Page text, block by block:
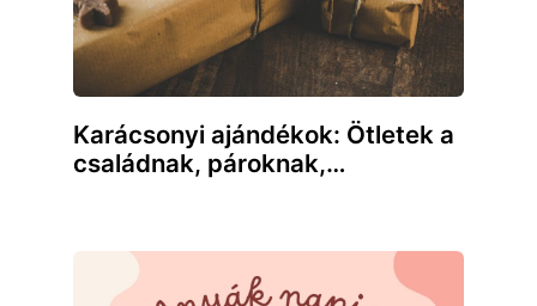
Karácsonyi ajándékok: Ötletek a
családnak, pároknak,…